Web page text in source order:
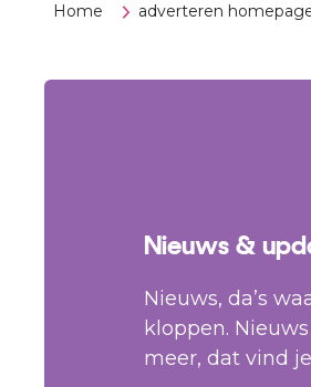
Home adverteren
Nieuws &
Nieuws, da’s
kloppen.
meer, dat vind